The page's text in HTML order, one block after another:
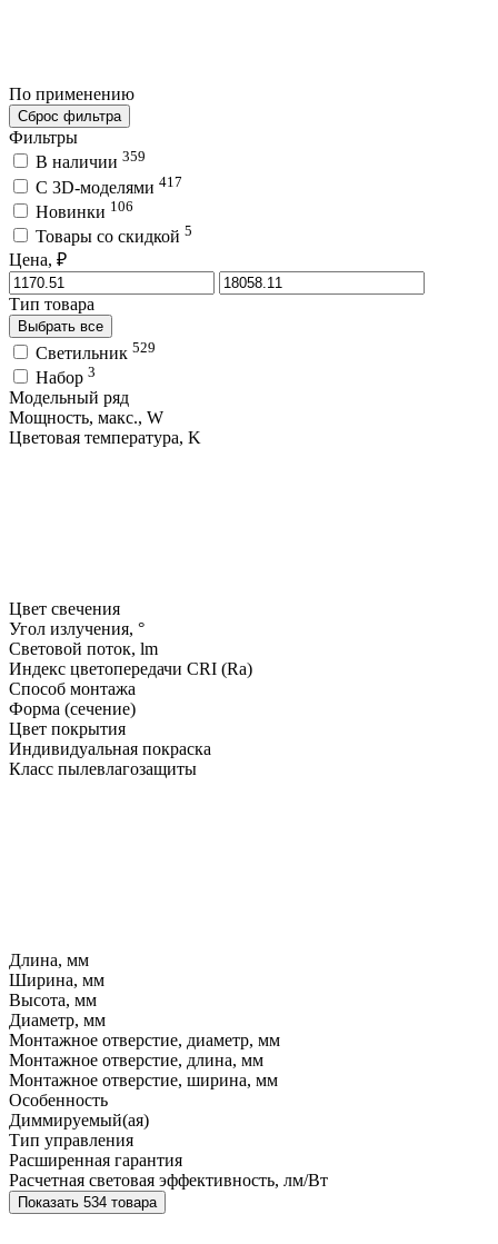
По применению
Сброс фильтра
Фильтры
В наличии 359
C 3D-моделями 417
Новинки 106
Товары со скидкой 5
Цена, ₽
Тип товара
Выбрать все
Светильник 529
Набор 3
Модельный ряд
Мощность, макс., W
Цветовая температура, K
Цвет свечения
Угол излучения, °
Световой поток, lm
Индекс цветопередачи CRI (Ra)
Способ монтажа
Форма (сечение)
Цвет покрытия
Индивидуальная покраска
Класс пылевлагозащиты
Длина, мм
Ширина, мм
Высота, мм
Диаметр, мм
Монтажное отверстие, диаметр, мм
Монтажное отверстие, длина, мм
Монтажное отверстие, ширина, мм
Особенность
Диммируемый(ая)
Тип управления
Расширенная гарантия
Расчетная световая эффективность, лм/Вт
Показать 534 товара